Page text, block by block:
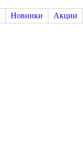
Новинки Акции